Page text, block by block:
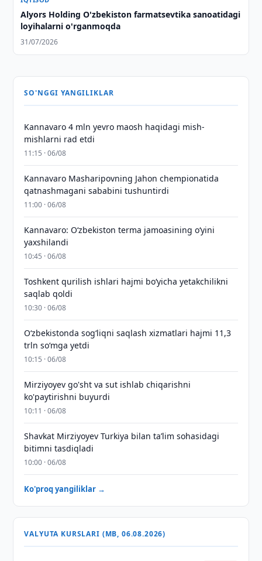
Alyors Holding O'zbekiston farmatsevtika sanoatidagi
loyihalarni o'rganmoqda
31/07/2026
SO'NGGI YANGILIKLAR
Kannavaro 4 mln yevro maosh haqidagi mish-
mishlarni rad etdi
11:15 · 06/08
Kannavaro Masharipovning Jahon chempionatida
qatnashmagani sababini tushuntirdi
11:00 · 06/08
Kannavaro: O‘zbekiston terma jamoasining o‘yini
yaxshilandi
10:45 · 06/08
Toshkent qurilish ishlari hajmi bo‘yicha yetakchilikni
saqlab qoldi
10:30 · 06/08
O‘zbekistonda sog‘liqni saqlash xizmatlari hajmi 11,3
trln so‘mga yetdi
10:15 · 06/08
Mirziyoyev go'sht va sut ishlab chiqarishni
ko'paytirishni buyurdi
10:11 · 06/08
Shavkat Mirziyoyev Turkiya bilan taʼlim sohasidagi
bitimni tasdiqladi
10:00 · 06/08
Ko'proq yangiliklar →
VALYUTA KURSLARI (MB, 06.08.2026)